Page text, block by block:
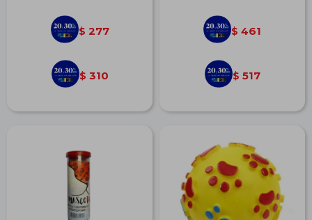
$ 277
$ 310
$ 461
$ 517